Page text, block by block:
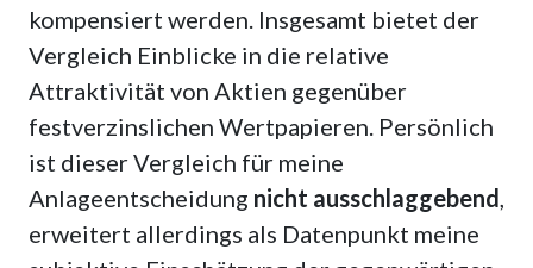
kompensiert werden. Insgesamt bietet der
Vergleich Einblicke in die relative
Attraktivität von Aktien gegenüber
festverzinslichen Wertpapieren. Persönlich
ist dieser Vergleich für meine
Anlageentscheidung nicht ausschlaggebend
erweitert allerdings als Datenpunkt meine